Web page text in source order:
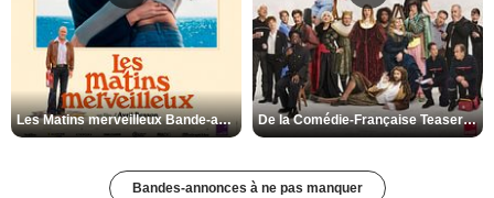
Les Matins merveilleux Bande-annonce VF De la Comédie-Française Teaser VF
Bandes-annonces à ne pas manquer